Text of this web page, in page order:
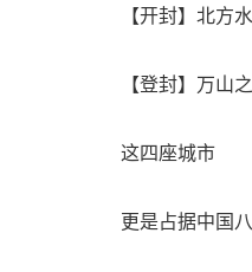
【开封】北方
【登封】万山
这四座城市
更是占据中国